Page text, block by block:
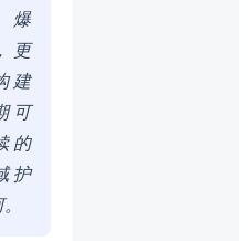
更
建
可
的
护